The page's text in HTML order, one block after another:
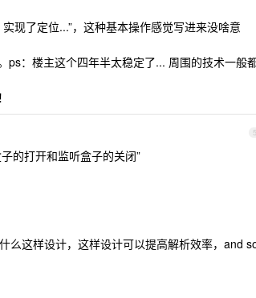
现了定位...”，这种基本操作感觉写进来没啥意
ps：楼主这个四年半太稳定了... 周围的技术一般
5
的打开和监听盒子的关闭”
么这样设计，这样设计可以提高解析效率，and